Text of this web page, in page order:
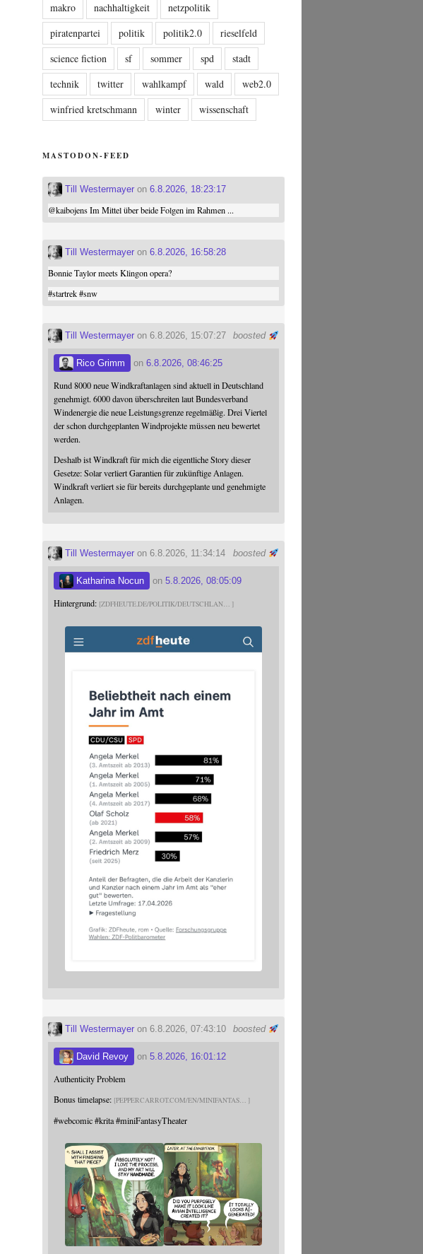
makro
nachhaltigkeit
netzpolitik
piratenpartei
politik politik2.0
rieselfeld
science fiction
sf sommer spd
stadt
technik
twitter wahlkampf wald
web2.0
winfried kretschmann
winter wissenschaft
MASTODON-FEED
Till Westermayer on6.8.2026, 18:23:17
@kaibojensIm Mittel über beide Folgen im Rahmen ...
Till Westermayer on6.8.2026, 16:58:28
Bonnie Taylor meets Klingon opera?
#startrek #snw
boosted
Till Westermayer on 6.8.2026, 15:07:27
Rico Grimm on6.8.2026, 08:46:25
Rund 8000 neue Windkraftanlagen sind aktuell in Deutschland
genehmigt. 6000 davon überschreiten laut Bundesverband
Windenergie die neue Leistungsgrenze regelmäßig. Drei Viertel
der schon durchgeplanten Windprojekte müssen neu bewertet
werden.
Deshalb ist Windkraft für mich die eigentliche Story dieser
Gesetze: Solar verliert Garantien für zukünftige Anlagen.
Windkraft verliert sie für bereits durchgeplante und genehmigte
Anlagen.
boosted
Till Westermayer on 6.8.2026, 11:34:14
Katharina Nocun on5.8.2026, 08:05:09
Hintergrund: ZDFHEUTE.DE/POLITIK/DEUTSCHLAN
boosted
Till Westermayer on 6.8.2026, 07:43:10
David Revoy on5.8.2026, 16:01:12
Authenticity Problem
Bonus timelapse: PEPPERCARROT.COM/EN/MINIFANTAS
#webcomic #krita #miniFantasyTheater